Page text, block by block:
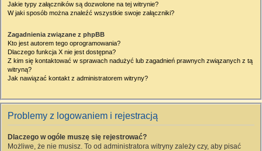
Jakie typy załączników są dozwolone na tej witrynie?
W jaki sposób można znaleźć wszystkie swoje załączniki?
Zagadnienia związane z phpBB
Kto jest autorem tego oprogramowania?
Dlaczego funkcja X nie jest dostępna?
Z kim się kontaktować w sprawach nadużyć lub zagadnień prawnych związanych z tą
witryną?
Jak nawiązać kontakt z administratorem witryny?
Problemy z logowaniem i rejestracją
Dlaczego w ogóle muszę się rejestrować?
Możliwe, że nie musisz. To od administratora witryny zależy czy, aby pisać